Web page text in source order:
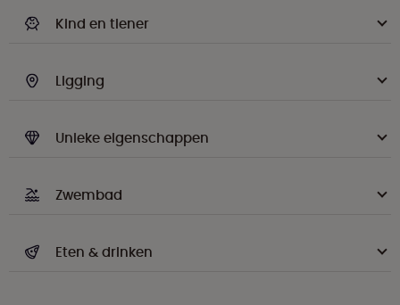
Kind en tiener
Ligging
Unieke eigenschappen
Zwembad
Eten & drinken